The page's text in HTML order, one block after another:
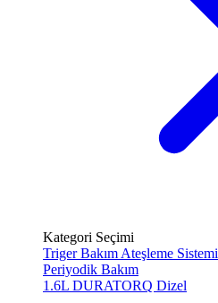
Kategori Seçimi
Triger Bakım Ateşleme Sistemi
Periyodik Bakım
1.6L DURATORQ Dizel